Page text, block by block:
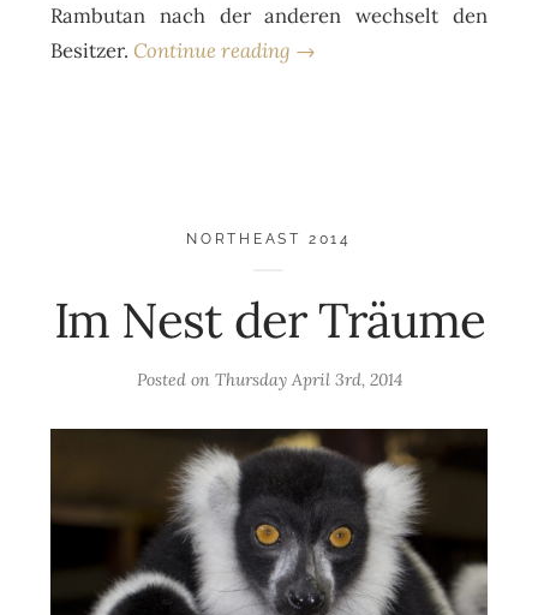
Rambutan nach der anderen wechselt den
Besitzer. Continue reading →
NORTHEAST 2014
Im Nest der Träume
Posted on Thursday April 3rd, 2014